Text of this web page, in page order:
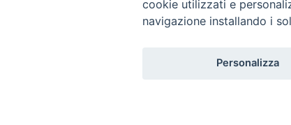
La Difesa del Popolo percepisce i contributi pubblici all'editoria.
La Difesa del Popolo è una testata registrata presso il Tribunale di
cookie utilizzati e
navigazione installando i
Personalizza